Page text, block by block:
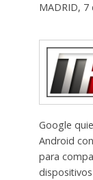
MADRID,
Google
Android
para